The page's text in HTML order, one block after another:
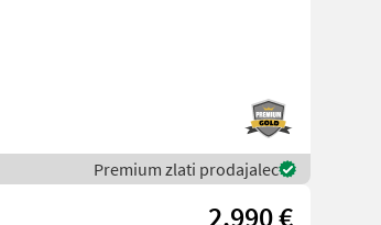
Premium zlati prodajalec
2.990 €